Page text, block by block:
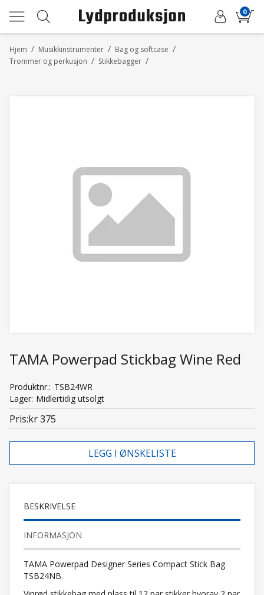
0
/
Hjem /
Musikkinstrumenter /
Bag og softcase
/
Trommer og perkusjon /
Stikkebagger
TAMA Powerpad Stickbag Wine Red
Produktnr. TSB24WR
Lager Midlertidig utsolgt
Pris kr 375
LEGG I ØNSKELISTE
BESKRIVELSE
INFORMASJON
TAMA Powerpad Designer Series Compact Stick Bag
TSB24NB.